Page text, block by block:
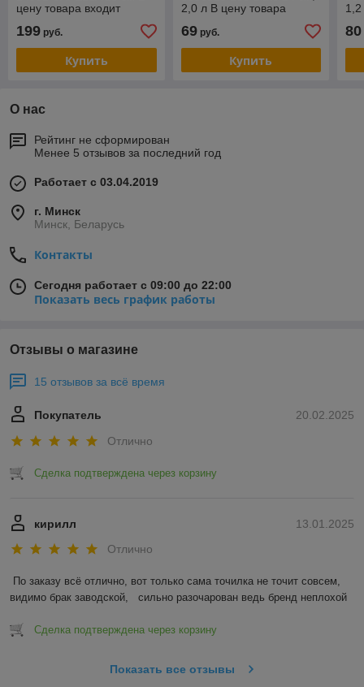
цену товара входит
Фирменная гарантия.
199 руб.
Купить
2,0 л В цену товара
Минску. Фирменная
гаран
69руб.
Купить
80
О нас
Рейтинг не сформирован
Менее 5 отзывов за последний год
Работает с 03.04.2019
г. Минск
Минск, Беларусь
Контакты
Сегодня работает с 09:00 до 22:00
Показать весь график работы
Отзывы о магазине
15 отзывов за всё время
20.02.2025
Покупатель
Отлично
Сделка подтверждена через корзину
13.01.2025
кирилл
Отлично
По заказу всё отлично, вот только сама точилка не точит совсем,
видимо брак заводской,   сильно разочарован ведь бренд неплохой
Сделка подтверждена через корзину
Показать все отзывы